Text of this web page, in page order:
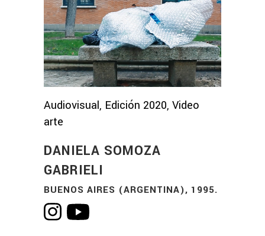
Audiovisual, Edición 2020, Video
arte
DANIELA SOMOZA
GABRIELI
BUENOS AIRES (ARGENTINA), 1995.